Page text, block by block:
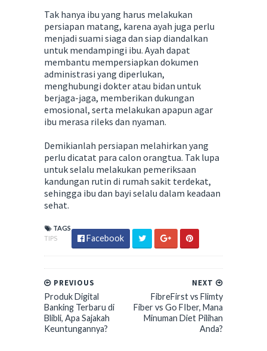
Tak hanya ibu yang harus melakukan
persiapan matang, karena ayah juga perlu
menjadi suami siaga dan siap diandalkan
untuk mendampingi ibu. Ayah dapat
membantu mempersiapkan dokumen
administrasi yang diperlukan,
menghubungi dokter atau bidan untuk
berjaga-jaga, memberikan dukungan
emosional, serta melakukan apapun agar
ibu merasa rileks dan nyaman.
Demikianlah persiapan melahirkan yang
perlu dicatat para calon orangtua. Tak lupa
untuk selalu melakukan pemeriksaan
kandungan rutin di rumah sakit terdekat,
sehingga ibu dan bayi selalu dalam keadaan
sehat.
TAGS
TIPS
Facebook
NEXT
FibreFirst vs Flimty
Fiber vs Go FIber, Mana
Minuman Diet Pilihan
Anda?
PREVIOUS
Produk Digital
Banking Terbaru di
Blibli, Apa Sajakah
Keuntungannya?